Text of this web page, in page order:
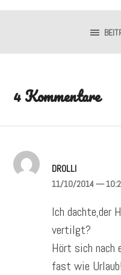
4 Kommentare
DROLLI
11/10/2014—
Ich dachte,der
vertilgt?
Hört sich nach
fast wie